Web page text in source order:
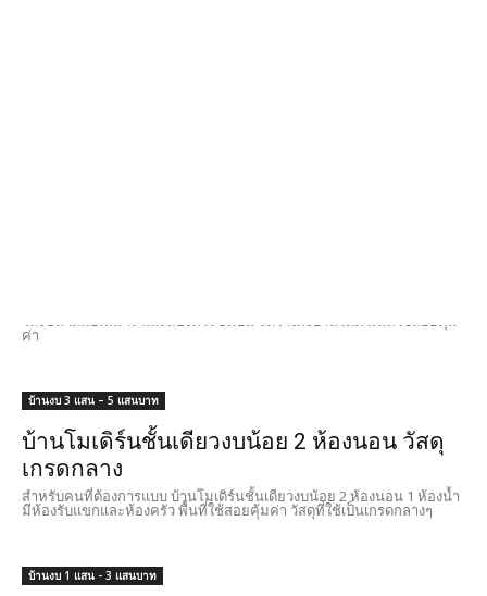
โถงขนาดพอเหมาะ และห้องพระชั้นบน จัดวางผังบ้านได้ดี พื้นที่ใช้สอยคุ้ม
ค่า
บ้านงบ 3 แสน – 5 แสนบาท
บ้านโมเดิร์นชั้นเดียวงบน้อย 2 ห้องนอน วัสดุ
เกรดกลาง
สำหรับคนที่ต้องการแบบ บ้านโมเดิร์นชั้นเดียวงบน้อย 2 ห้องนอน 1 ห้องน้ำ
มีห้องรับแขกและห้องครัว พื้นที่ใช้สอยคุ้มค่า วัสดุที่ใช้เป็นเกรดกลางๆ
บ้านงบ 1 แสน - 3 แสนบาท